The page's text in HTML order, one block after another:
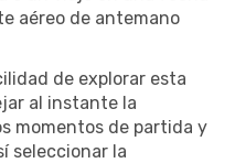
aéreo de antemano
de explorar esta
al instante la
momentos de partida y
seleccionar la